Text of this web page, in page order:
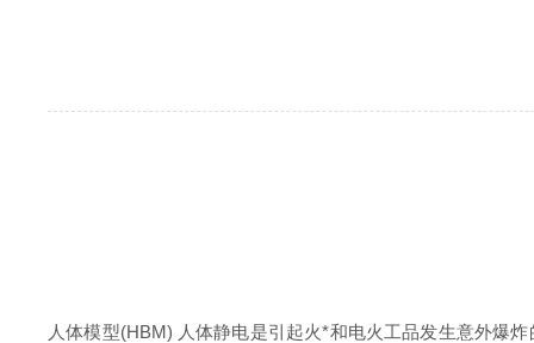
人体模型(HBM) 人体静电是引起火*和电火工品发生意外爆